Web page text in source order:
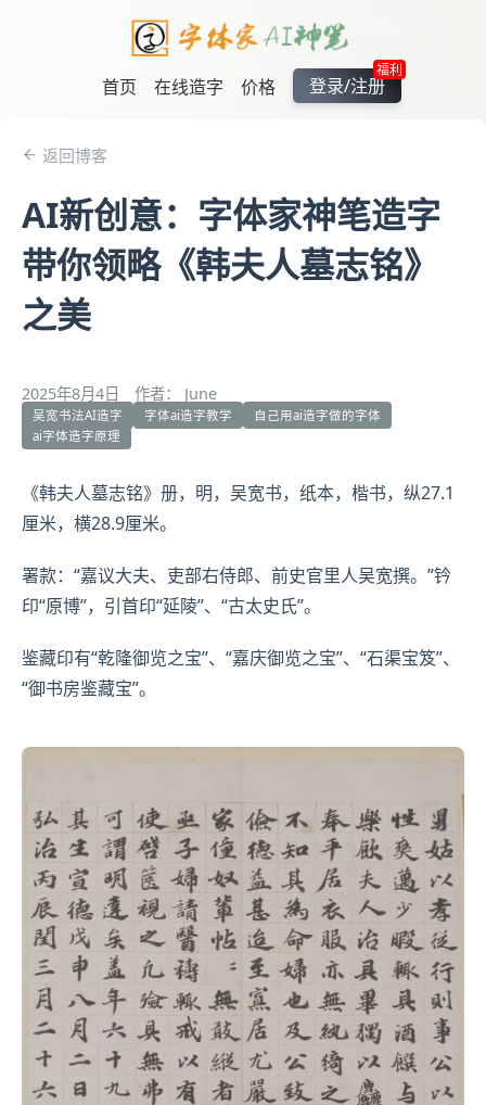
首页 在线造字 价格
福利
登录/注册
返回博客
AI新创意：字体家神笔造字
带你领略《韩夫人墓志铭》
之美
2025年8月4日 作者： June
吴宽书法AI造字 字体ai造字教学
自己用ai造字做的字体
ai字体造字原理
《韩夫人墓志铭》册，明， 吴宽书，纸本，楷书，纵27.1
厘米，横28.9厘米。
署款：“嘉议大夫、吏部右侍郎、前史官里人吴宽撰。”钤
印“原博”， 引首印“延陵”、“古太史氏”。
鉴藏印有“乾隆御览之宝”、“嘉庆御览之宝”、“石渠宝笈”、
“御书房鉴藏宝”。